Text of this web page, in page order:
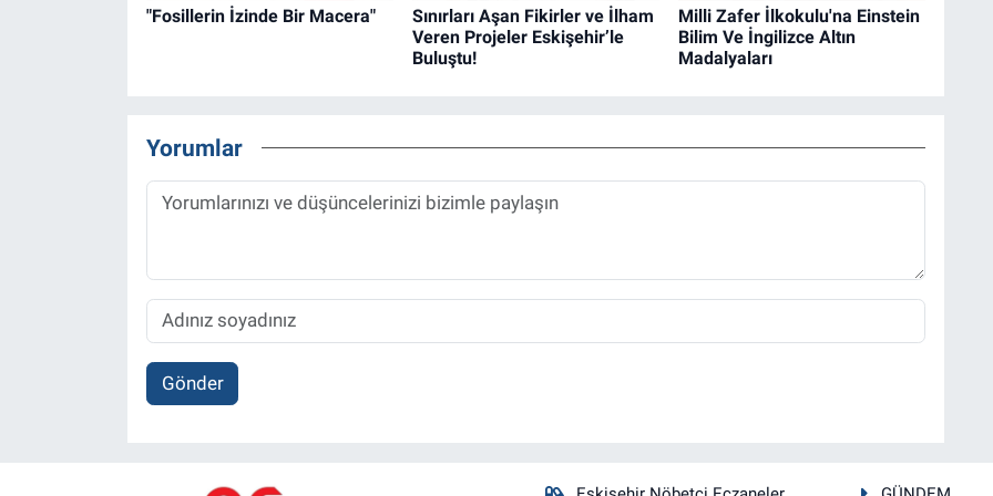
"Fosillerin İzinde Bir Macera"
Sınırları Aşan Fikirler ve İlham
Veren Projeler Eskişehir’le
Buluştu!
Milli Zafer İlkokulu'na Einstein
Bilim Ve İngilizce Altın
Madalyaları
Yorumlar
Gönder